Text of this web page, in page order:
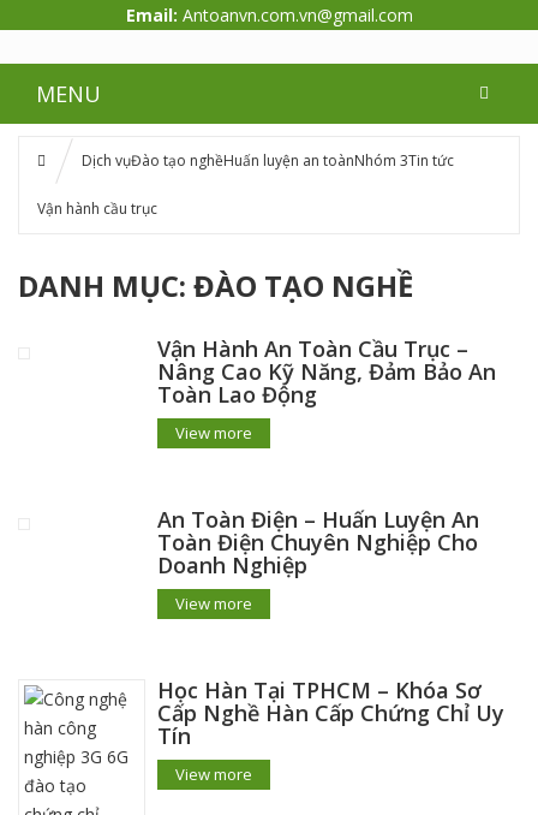
Email: Antoanvn.com.vn@gmail.com
MENU
Dịch vụĐào tạo nghềHuấn luyện an toànNhóm 3Tin tức
Vận hành cầu trục
DANH MỤC: ĐÀO TẠO NGHỀ
Vận Hành An Toàn Cầu Trục –
Nâng Cao Kỹ Năng, Đảm Bảo An
Toàn Lao Động
View more
An Toàn Điện – Huấn Luyện An
Toàn Điện Chuyên Nghiệp Cho
Doanh Nghiệp
View more
Học Hàn Tại TPHCM – Khóa Sơ
Cấp Nghề Hàn Cấp Chứng Chỉ Uy
Tín
View more